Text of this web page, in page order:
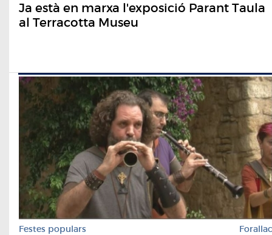
Ja està en marxa l'exposició Parant Taula
al Terracotta Museu
Festes populars Forallac